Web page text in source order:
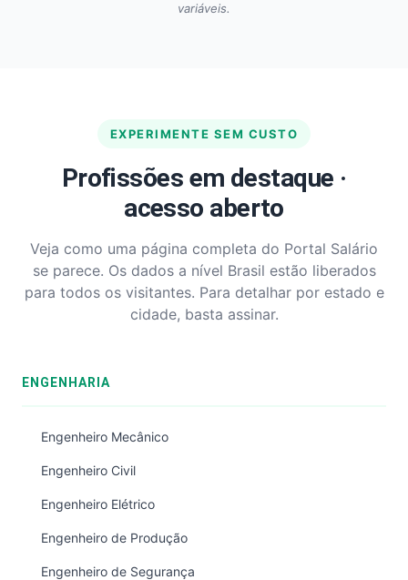
variáveis.
EXPERIMENTE SEM CUSTO
Profissões em destaque ·
acesso aberto
Veja como uma página completa do Portal Salário
se parece. Os dados a nível Brasil estão liberados
para todos os visitantes. Para detalhar por estado e
cidade, basta assinar.
ENGENHARIA
Engenheiro Mecânico
Engenheiro Civil
Engenheiro Elétrico
Engenheiro de Produção
Engenheiro de Segurança